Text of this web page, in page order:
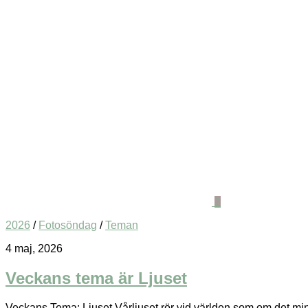
2
2026 / Fotosöndag /Teman
4 maj, 2026
Veckans tema är Ljuset